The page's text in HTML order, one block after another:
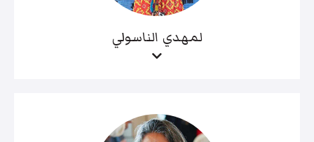
لمهدي الناسولي